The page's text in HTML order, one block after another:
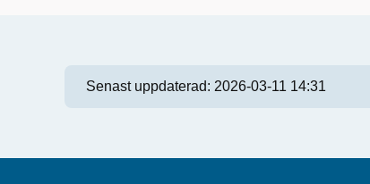
Senast uppdaterad: 2026-03-11 14:31